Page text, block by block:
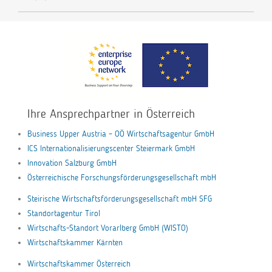
Ihre Ansprechpartner in Österreich
Business Upper Austria – OÖ Wirtschaftsagentur GmbH
ICS Internationalisierungscenter Steiermark GmbH
Innovation Salzburg GmbH
Österreichische Forschungsförderungsgesellschaft mbH
Steirische Wirtschaftsförderungsgesellschaft mbH SFG
Standortagentur Tirol
Wirtschafts-Standort Vorarlberg GmbH (WISTO)
Wirtschaftskammer Kärnten
Wirtschaftskammer Österreich